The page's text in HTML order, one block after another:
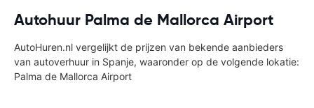
Autohuur Palma de Mallorca Airport
AutoHuren.nl vergelijkt de prijzen van bekende aanbieders
van autoverhuur in Spanje, waaronder op de volgende lokatie:
Palma de Mallorca Airport